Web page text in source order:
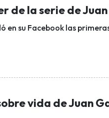
de la serie de
en su Facebook las
vida de Juan